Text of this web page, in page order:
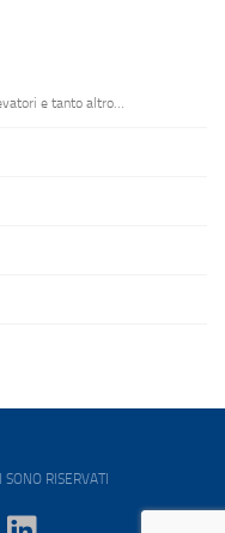
e tanto altro…
RISERVATI